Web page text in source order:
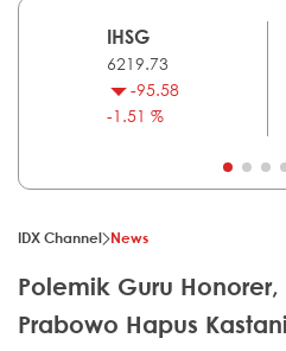
IHSG
6219.73
-95.58
-1.51 %
IDX Channel News
Polemik Guru Honorer,
Prabowo Hapus